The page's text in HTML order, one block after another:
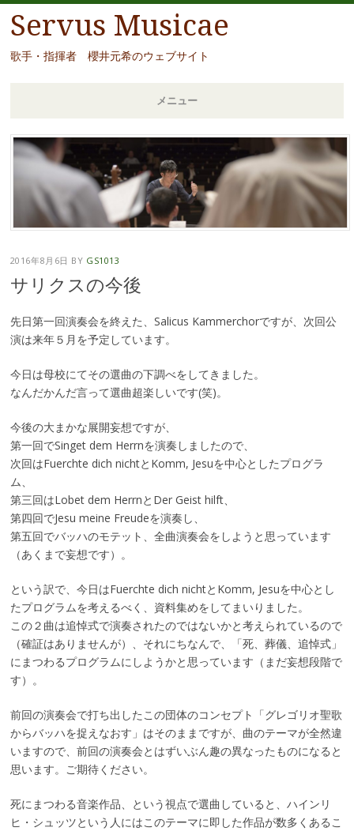
Servus Musicae
歌手・指揮者 櫻井元希のウェブサイト
メニュー
コ
ン
テ
移
動
2016年8月6日 BY GS1013
サリクスの今後
先日第一回演奏会を終えた、Salicus Kammerchorですが、次回公
演は来年５月を予定しています。
今日は母校にてその選曲の下調べをしてきました。
なんだかんだ言って選曲超楽しいです(笑)。
今後の大まかな展開妄想ですが、
第一回でSinget dem Herrnを演奏しましたので、
次回はFuerchte dich nichtとKomm, Jesuを中心としたプログラ
ム、
第三回はLobet dem HerrnとDer Geist hilft、
第四回でJesu meine Freudeを演奏し、
第五回でバッハのモテット、全曲演奏会をしようと思っています
（あくまで妄想です）。
という訳で、今日はFuerchte dich nichtとKomm, Jesuを中心とし
たプログラムを考えるべく、資料集めをしてまいりました。
この２曲は追悼式で演奏されたのではないかと考えられているので
（確証はありませんが）、それにちなんで、「死、葬儀、追悼式」
にまつわるプログラムにしようかと思っています（まだ妄想段階で
す）。
前回の演奏会で打ち出したこの団体のコンセプト「グレゴリオ聖歌
からバッハを捉えなおす」はそのままですが、曲のテーマが全然違
いますので、前回の演奏会とはずいぶん趣の異なったものになると
思います。ご期待ください。
死にまつわる音楽作品、という視点で選曲していると、ハインリ
ヒ・シュッツという人にはこのテーマに即した作品が数多くあるこ